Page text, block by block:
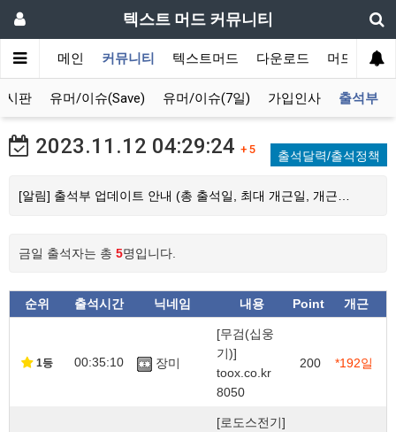
텍스트 머드 커뮤니티
메인 커뮤니티 텍스트머드 다운로드 머드 잡담
시판 유머/이슈(Save) 유머/이슈(7일) 가입인사 출석부
2023.11.12 04:29:24 + 5 출석달력/출석정책
[알림] 출석부 업데이트 안내 (총 출석일, 최대 개근일, 개근…
금일 출석자는 총 5명입니다.
순위 출석시간 닉네임 내용 Point 개근
1등 00:35:10 장미
[무검(십웅
기)]
toox.co.kr
8050
200 *192일
[로도스전기]